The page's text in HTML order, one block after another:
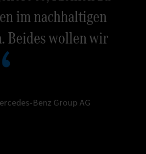
im nachhaltigen
Beides wollen wir
Benz Group AG